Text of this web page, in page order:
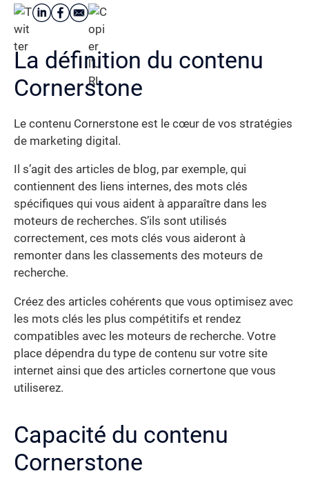
La définition du contenu
Cornerstone
Le contenu Cornerstone est le cœur de vos stratégies
de marketing digital.
Il s’agit des articles de blog, par exemple, qui
contiennent des liens internes, des mots clés
spécifiques qui vous aident à apparaître dans les
moteurs de recherches. S’ils sont utilisés
correctement, ces mots clés vous aideront à
remonter dans les classements des moteurs de
recherche.
Créez des articles cohérents que vous optimisez avec
les mots clés les plus compétitifs et rendez
compatibles avec les moteurs de recherche. Votre
place dépendra du type de contenu sur votre site
internet ainsi que des articles cornertone que vous
utiliserez.
Capacité du contenu
Cornerstone